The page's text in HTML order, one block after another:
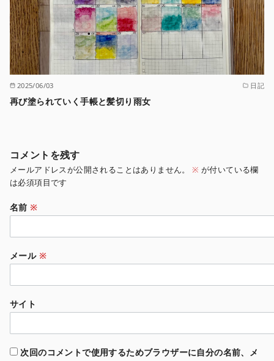
2025/06/03 日記
再び塗られていく手帳と髪切り雨女
コメントを残す
メールアドレスが公開されることはありません。 ※ が付いている欄
は必須項目です
名前※
メール ※
サイト
次回のコメントで使用するためブラウザーに自分の名前、メ